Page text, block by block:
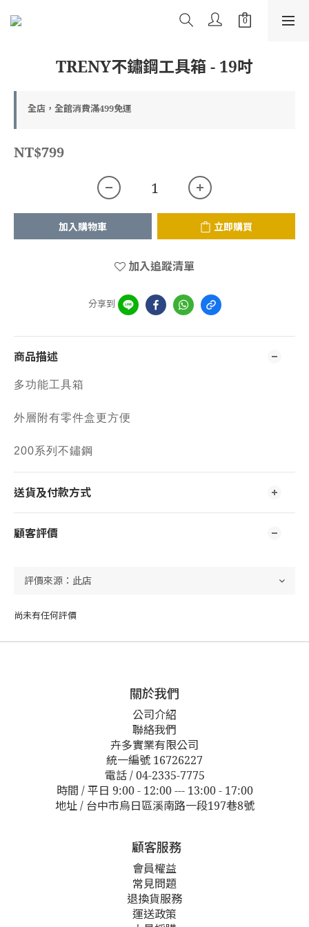
TRENY不鏽鋼工具箱 - 19吋
全店，全館消費滿499免運
NT$799
加入購物車 立即購買
加入追蹤清單
分享到
商品描述
多功能工具箱
外層附有零件盒更方便
200系列不鏽鋼
送貨及付款方式
顧客評價
尚未有任何評價
關於我們
公司介紹
聯絡我們
卉多實業有限公司
統一編號 16726227
電話 / 04-2335-7775
時間 / 平日 9:00 - 12:00 --- 13:00 - 17:00
地址 / 台中市烏日區溪南路一段197巷8號
顧客服務
會員權益
常見問題
退換貨服務
運送政策